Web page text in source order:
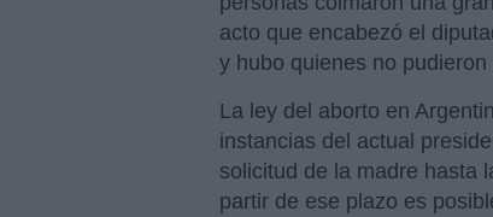
acto que encabezó el
y hubo quienes no pudieron
La ley del aborto en
instancias del actual
solicitud de la madre hasta
partir de ese plazo es